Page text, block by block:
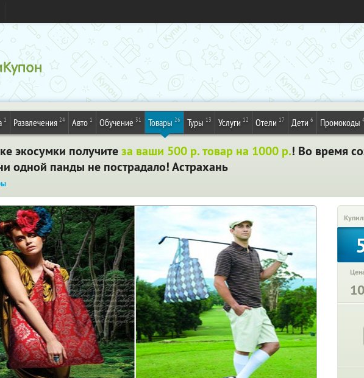
1 Развлечения 24 Авто 1 Обучение 31 Товары 26 Туры 13 Услуги 12 Отели 17 Дети 6 Промокоды
экосумки получитеза ваши 500 р. товар на 1000 р.! Во время
одной панды не пострадало! Астрахань